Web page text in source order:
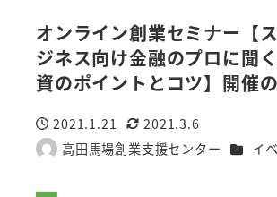
オンライン創業セミナー【
ジネス向け金融のプロに聞
資のポイントとコツ】開催
投稿日
2021.1.21
更新日
2021.3.6
著
高田馬場創業支援センター カテゴ
イ